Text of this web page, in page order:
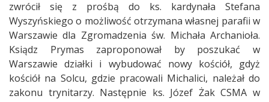
zwrócił się z prośbą do ks. kardynała Stefana
Wyszyńskiego o możliwość otrzymana własnej parafii w
Warszawie dla Zgromadzenia św. Michała Archanioła.
Ksiądz Prymas zaproponował by poszukać w
Warszawie działki i wybudować nowy kościół, gdyż
kościół na Solcu, gdzie pracowali Michalici, należał do
zakonu trynitarzy. Następnie ks. Józef Żak CSMA w